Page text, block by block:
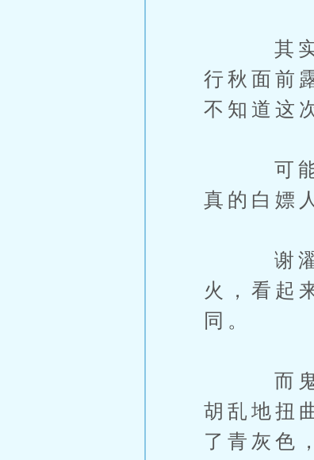
其实也
行秋面前
不知道这
可能是
真的白嫖
谢濯拎
火，看起
同。
而鬼魄
胡乱地扭
了青灰色